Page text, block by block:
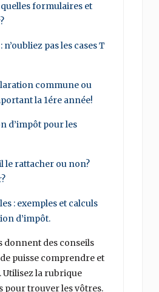
formulaires et
pas les cases T
commune ou
la 1ére année!
d’impôt pour les
le rattacher ou non?
: exemples et calculs
d’impôt.
donnent des conseils
puisse comprendre et
Utilisez la rubrique
pour trouver les vôtres.